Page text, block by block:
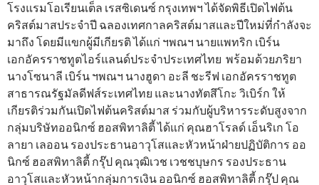
โรงแรมโอเรียนเต็ล เรสซิเดนซ์ กรุงเทพฯ ได้จัดพิธีเปิดไฟต้น
คริสต์มาสประจำปี ฉลองเทศกาลคริสต์มาสและปีใหม่ที่กำลังจะ
มาถึง โดยมีแขกผู้มีเกียรติ ได้แก่ ฯพณฯ นายแพทริก เบิร์น
เอกอัครราชทูตไอร์แลนด์ประจำประเทศไทย พร้อมด้วยภริยา
นางโซนาลี เบิร์น ฯพณฯ นางฮูดา อะลี ชะรีฟ เอกอัครราชทูต
สาธารณรัฐมัลดีฟส์ระเทศไทย และนางทัตสึโกะ วิเบิร์ก ให้
เกียรติร่วมกันเปิดไฟต้นคริสต์มาส ร่วมกับผู้บริหารระดับสูงจาก
กลุ่มบริษัทออนิกซ์ ฮอสพิทาลิตี้ ได้แก่ คุณฮาโรลด์ เอ็นริเก โอ
ลายา เลออน รองประธานอาวุโสและหัวหน้าฝ่ายปฏิบัติการ ออ
นิกซ์ ฮอสพิทาลิตี้ กรุ๊ป คุณวุฒิเวช เวชชบุษกร รองประธาน
อาวุโสและหัวหน้ากลุ่มการเงิน ออนิกซ์ ฮอสพิทาลิตี้ กรุ๊ป คุณ